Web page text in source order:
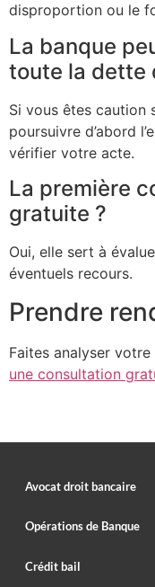
disproportion ou le
La banque
toute la dette
Si vous êtes caution
poursuivre d’abord
vérifier votre acte.
La première
gratuite ?
Oui, elle sert à
éventuels recours.
Prendre
Faites analyser
une consultation
Avocat droit bancaire
Opérations de Banque
Crédit bail